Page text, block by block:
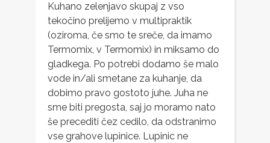
Kuhano zelenjavo skupaj z vso
tekočino prelijemo v multipraktik
(oziroma, če smo te sreče, da imamo
Termomix, v Termomix) in miksamo do
gladkega. Po potrebi dodamo še malo
vode in/ali smetane za kuhanje, da
dobimo pravo gostoto juhe. Juha ne
sme biti pregosta, saj jo moramo nato
še precediti čez cedilo, da odstranimo
vse grahove lupinice. Lupinic ne